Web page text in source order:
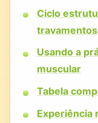
Ciclo
travamentos
Usando a
muscular
Tabela
Experiência